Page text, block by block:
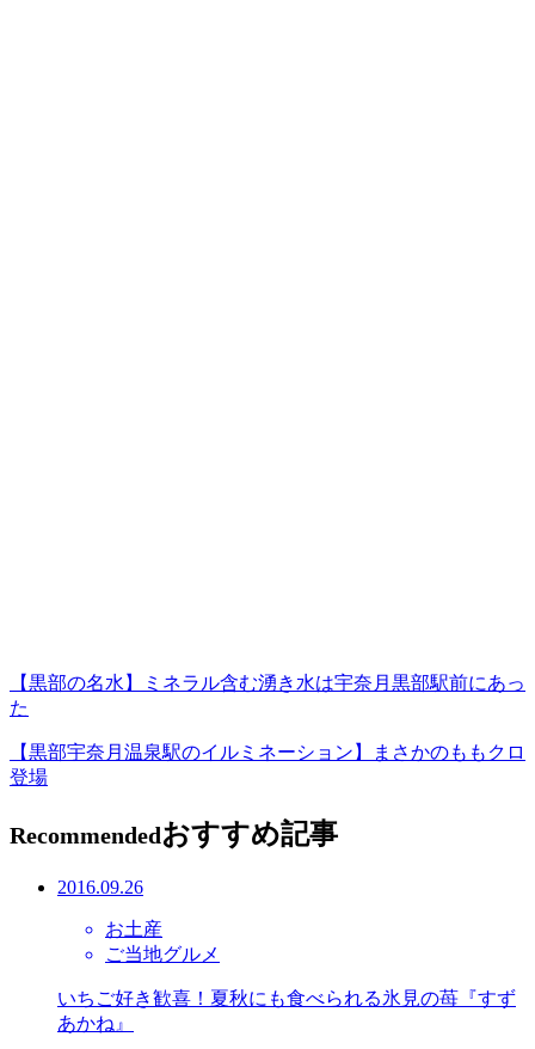
【黒部の名水】ミネラル含む湧き水は宇奈月黒部駅前にあっ
た
【黒部宇奈月温泉駅のイルミネーション】まさかのももクロ
登場
Recommendedおすすめ記事
2016.09.26
お土産
ご当地グルメ
いちご好き歓喜！夏秋にも食べられる氷見の苺『すず
あかね』